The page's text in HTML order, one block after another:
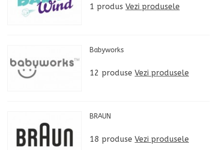
1 produs Vezi produsele
Babyworks
12 produse Vezi produsele
BRAUN
18 produse Vezi produsele